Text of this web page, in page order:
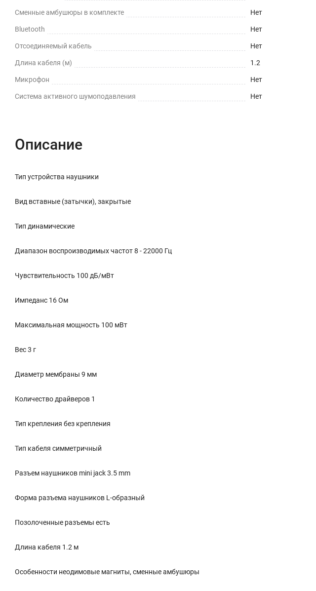
Сменные амбушюры в комплекте Нет
Bluetooth Нет
Отсоединяемый кабель Нет
Длина кабеля (м) 1.2
Микрофон Нет
Cистема активного шумоподавления Нет
Описание
Тип устройства наушники
Вид вставные (затычки), закрытые
Тип динамические
Диапазон воспроизводимых частот 8 - 22000 Гц
Чувствительность 100 дБ/мВт
Импеданс 16 Ом
Максимальная мощность 100 мВт
Вес 3 г
Диаметр мембраны 9 мм
Количество драйверов 1
Тип крепления без крепления
Тип кабеля симметричный
Разъем наушников mini jack 3.5 mm
Форма разъема наушников L-образный
Позолоченные разъемы есть
Длина кабеля 1.2 м
Особенности неодимовые магниты, сменные амбушюры